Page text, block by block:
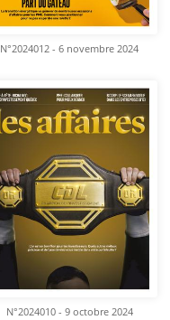
N°2024012 - 6 novembre 2024
N°2024010 - 9 octobre 2024